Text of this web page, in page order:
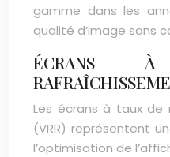
gamme dans les
qualité d’image sans
ÉCRANS
Les écrans à taux de
(VRR) représentent
l’optimisation de